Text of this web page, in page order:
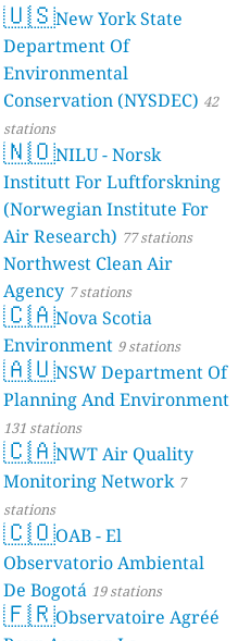
🇺🇸New York State
Department Of
Environmental
Conservation (NYSDEC) 42
stations
🇳🇴NILU - Norsk
Institutt For Luftforskning
(Norwegian Institute For
Air Research) 77 stations
Northwest Clean Air
Agency 7 stations
🇨🇦Nova Scotia
Environment 9 stations
🇦🇺NSW Department Of
Planning And Environment
131 stations
🇨🇦NWT Air Quality
Monitoring Network 7
stations
🇨🇴OAB - El
Observatorio Ambiental
De Bogotá 19 stations
🇫🇷Observatoire Agréé